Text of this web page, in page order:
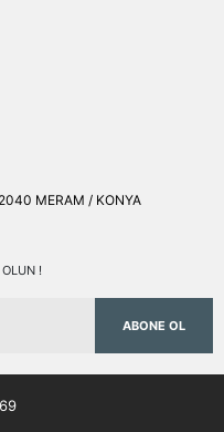
MERAM / KONYA
!
ABONE OL